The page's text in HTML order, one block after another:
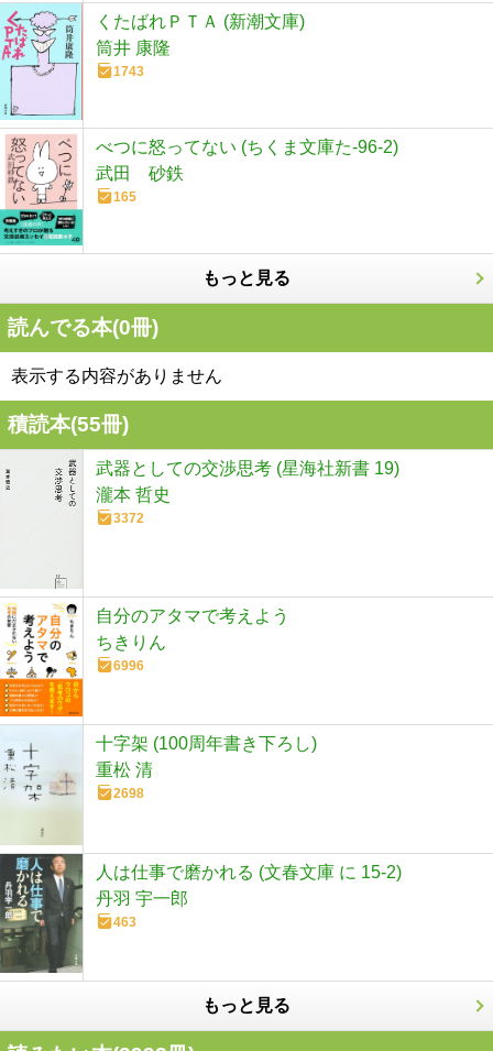
くたばれＰＴＡ (新潮文庫)
筒井 康隆
1743
べつに怒ってない (ちくま文庫た-96-2)
武田 砂鉄
165
もっと見る
読んでる本(0冊)
表示する内容がありません
積読本(55冊)
武器としての交渉思考 (星海社新書 19)
瀧本 哲史
3372
自分のアタマで考えよう
ちきりん
6996
十字架 (100周年書き下ろし)
重松 清
2698
人は仕事で磨かれる (文春文庫 に 15-2)
丹羽 宇一郎
463
もっと見る